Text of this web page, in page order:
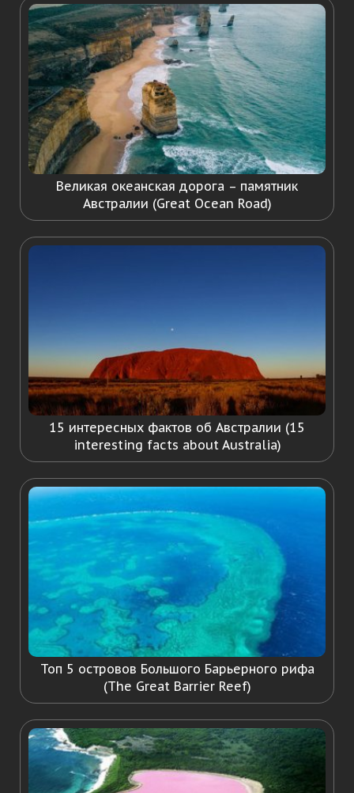
Великая океанская дорога – памятник
Австралии (Great Ocean Road)
15 интересных фактов об Австралии (15
interesting facts about Australia)
Топ 5 островов Большого Барьерного рифа
(The Great Barrier Reef)